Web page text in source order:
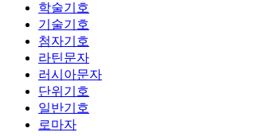
학술기호
기술기호
첨자기호
라틴문자
러시아문자
단위기호
일반기호
로마자